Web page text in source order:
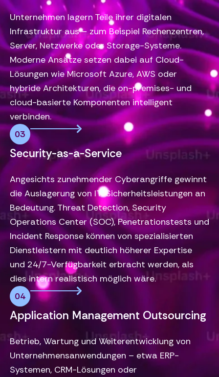
Unternehmen lagern Teile ihrer digitalen
Infrastruktur aus – zum Beispiel Rechenzentren,
Server, Netzwerke oder Storage-Systeme.
Moderne Ansätze setzen dabei auf Cloud-
Lösungen wie Microsoft Azure, AWS oder
hybride Architekturen, die on-premises- und
cloud-basierte Komponenten intelligent
verbinden.
03
Security-as-a-Service
Angesichts zunehmender Cyberangriffe gewinnt
die Auslagerung von IT-Sicherheitsleistungen an
Bedeutung. Threat Detection, Security
Operations Center (SOC), Penetrationstests und
Incident Response können von spezialisierten
Dienstleistern mit deutlich höherer Expertise
und 24/7-Verfügbarkeit erbracht werden, als
dies intern realistisch möglich wäre.
04
Application Management Outsourcing
Betrieb, Wartung und Weiterentwicklung von
Unternehmensanwendungen – etwa ERP-
Systemen, CRM-Lösungen oder